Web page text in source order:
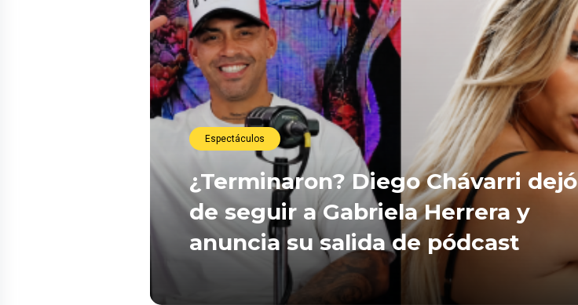
Espectáculos
¿Terminaron? Diego Chávarri dejó
de seguir a Gabriela Herrera y
anuncia su salida de pódcast